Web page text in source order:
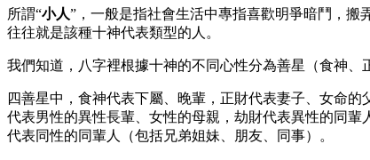
所謂“小人”，一般是指社會生活中專指喜歡明爭暗鬥，搬
往往就是該種十神代表類型的人。
我們知道，八字裡根據十神的不同心性分為善星（食神、
四善星中，食神代表下屬、晚輩，正財代表妻子、女命
代表男性的異性長輩、女性的母親，劫財代表異性的同
代表同性的同輩人（包括兄弟姐妹、朋友、同事）。